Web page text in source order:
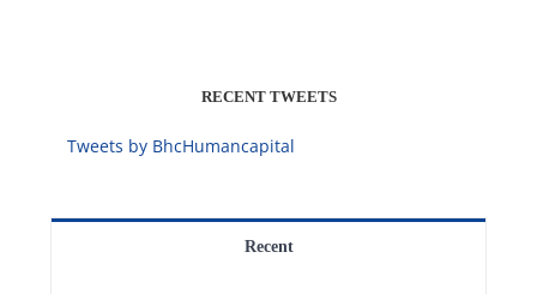
RECENT TWEETS
Tweets by BhcHumancapital
Recent